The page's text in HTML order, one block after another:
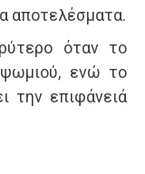
αποτελέσματα.
όταν το
ενώ το
την επιφάνειά